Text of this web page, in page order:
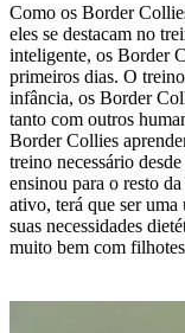
Como os Border
eles se destacam no
inteligente, os Border
primeiros dias. O
infância, os Border
tanto com outros
Border Collies
treino necessário
ensinou para o resto
ativo, terá que ser
suas necessidades
muito bem com